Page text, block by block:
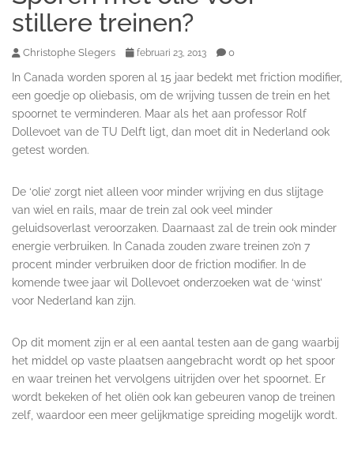
stillere treinen?
Christophe Slegers februari 23, 2013 0
In Canada worden sporen al 15 jaar bedekt met friction modifier,
een goedje op oliebasis, om de wrijving tussen de trein en het
spoornet te verminderen. Maar als het aan professor Rolf
Dollevoet van de TU Delft ligt, dan moet dit in Nederland ook
getest worden.
De ‘olie’ zorgt niet alleen voor minder wrijving en dus slijtage
van wiel en rails, maar de trein zal ook veel minder
geluidsoverlast veroorzaken. Daarnaast zal de trein ook minder
energie verbruiken. In Canada zouden zware treinen zo’n 7
procent minder verbruiken door de friction modifier. In de
komende twee jaar wil Dollevoet onderzoeken wat de ‘winst’
voor Nederland kan zijn.
Op dit moment zijn er al een aantal testen aan de gang waarbij
het middel op vaste plaatsen aangebracht wordt op het spoor
en waar treinen het vervolgens uitrijden over het spoornet. Er
wordt bekeken of het oliën ook kan gebeuren vanop de treinen
zelf, waardoor een meer gelijkmatige spreiding mogelijk wordt.